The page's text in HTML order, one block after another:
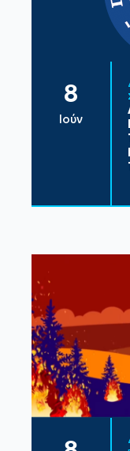
8
Ιούν